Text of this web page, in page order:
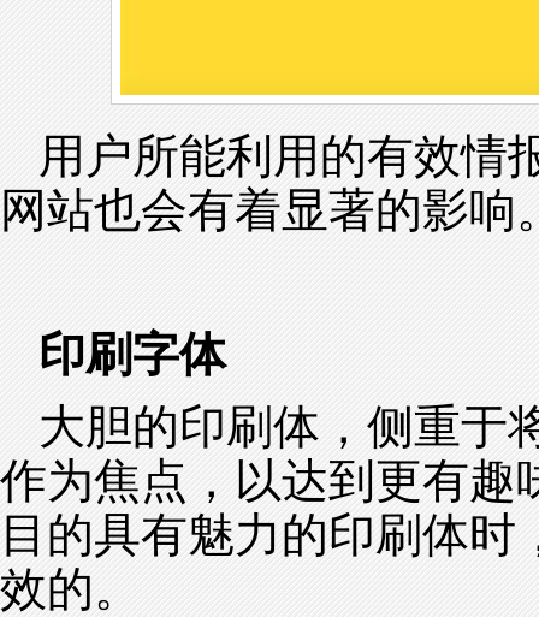
用户所能利用的有效情
网站也会有着显著的影响
印刷字体
大胆的印刷体，侧重于
作为焦点，以达到更有趣
目的具有魅力的印刷体
效的。